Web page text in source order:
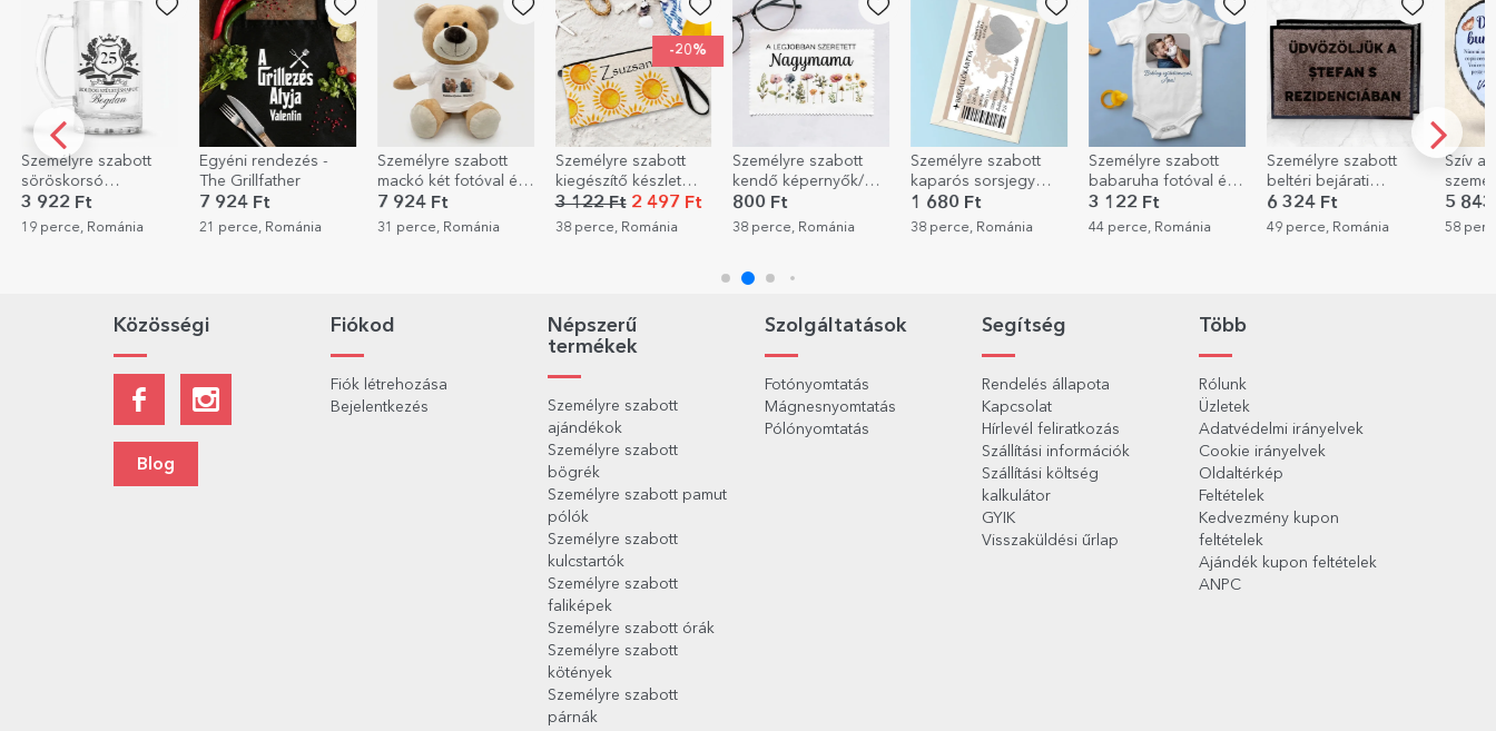
Egyéni rendezés -
The Grillfather
7 924 Ft
21 perce, Románia
Személyre szabott
mackó két fotóval és
szöveggel
7 924 Ft
31 perce, Románia
Személyre szabott
kiegészítő készlet
névvel - Sun is up /
Sun
3 122 Ft
38 perce, Románia
Személyre szabott
kendő képernyők/
üvegek tisztításához -
Virágos
800 Ft
38 perce, Románia
Személyre szabott
kaparós sorsjegy
szöveggel -
Beszállókártya
1 680 Ft
38 perce, Románia
Személyre szabott
babaruha fotóval és
szöveggel
3 122 Ft
44 perce, Románia
Személyre szabott
beltéri bejárati
szőnyeg
6 324 Ft
49 perce, Románia
Szív alakú pala,
személyre szabott
üzenettel és fotóval a
nagyszülőknek
5 843 Ft
58 perce, Románia
bögre
3
1
Közösségi
Blog
Fiókod
Fiók létrehozása
Bejelentkezés
Népszerű
termékek
Személyre szabott
ajándékok
Személyre szabott
bögrék
Személyre szabott pamut
pólók
Személyre szabott
kulcstartók
Személyre szabott
faliképek
Személyre szabott órák
Személyre szabott
kötények
Személyre szabott
párnák
Szolgáltatások
Fotónyomtatás
Mágnesnyomtatás
Pólónyomtatás
Segítség
Rendelés állapota
Kapcsolat
Hírlevél feliratkozás
Szállítási információk
Szállítási költség
kalkulátor
GYIK
Visszaküldési űrlap
Több
Rólunk
Üzletek
Adatvédelmi irányelvek
Cookie irányelvek
Oldaltérkép
Feltételek
Kedvezmény kupon
feltételek
Ajándék kupon feltételek
ANPC